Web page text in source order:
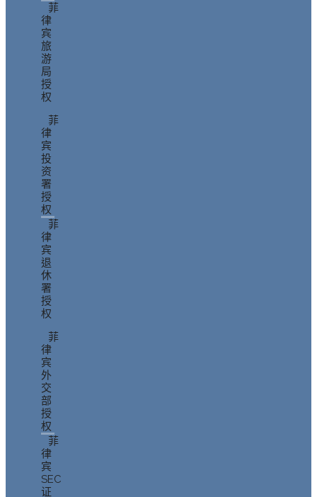
菲
律
宾
旅
游
局
授
权
菲
律
宾
投
资
署
授
权
菲
律
宾
退
休
署
授
权
菲
律
宾
外
交
部
授
权
菲
律
宾
SEC
证